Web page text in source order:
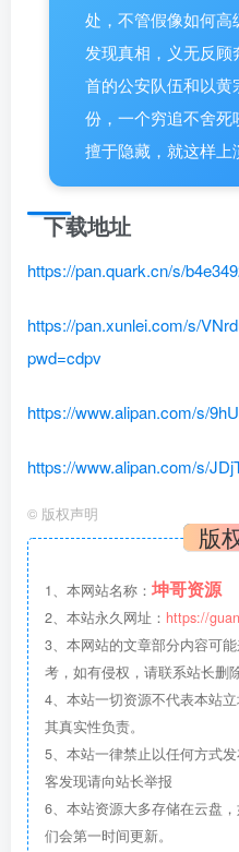
处，不管假像如何高
发现真相，义无反
首的公安队伍和以
份，一个穷追不舍
擅于隐藏，就这样上
下载地址
https://pan.quark.cn/s/
https://pan.xunlei.com/s/
pwd=cdpv
https://www.alipan.com/s/
https://www.alipan.com/s/
© 版权声明
版
1、本网站名称： 坤哥资源
2、本站永久网址： https://
3、本网站的文章部分内容可
考，如有侵权，请联系站长删
4、本站一切资源不代表本站
其真实性负责。
5、本站一律禁止以任何方式
客发现请向站长举报
6、本站资源大多存储在云盘
们会第一时间更新。